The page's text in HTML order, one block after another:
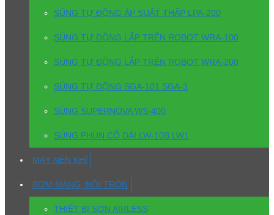
SÚNG TỰ ĐỘNG ÁP SUẤT THẤP LPA-200
SÚNG TỰ ĐỘNG LẮP TRÊN ROBOT WRA-100
SÚNG TỰ ĐỘNG LẮP TRÊN ROBOT WRA-200
SÚNG TỰ ĐỘNG SGA-101 SGA-3
SÚNG SUPERNOVA WS-400
SÚNG PHUN CỔ DÀI LW-10B LW1
MÁY NÉN KHÍ
BƠM MÀNG, NỒI TRỘN
THIẾT BỊ SƠN AIRLESS